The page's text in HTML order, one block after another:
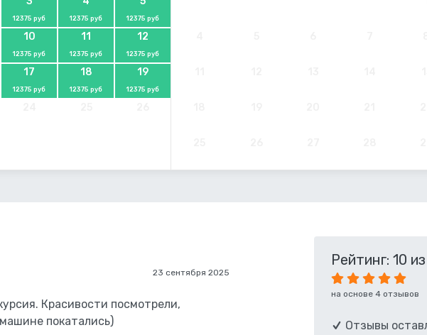
12375 руб 12375 руб 12375 руб
10
12375 руб
11
12375 руб
12
12375 руб
17
12375 руб
18
12375 руб
19
12375 руб
23 сентября 2025
Красивости посмотрели,
покатались)
Рейтинг: 10
на основе 4 отзывов
Отзывы